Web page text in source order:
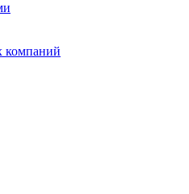
компаний